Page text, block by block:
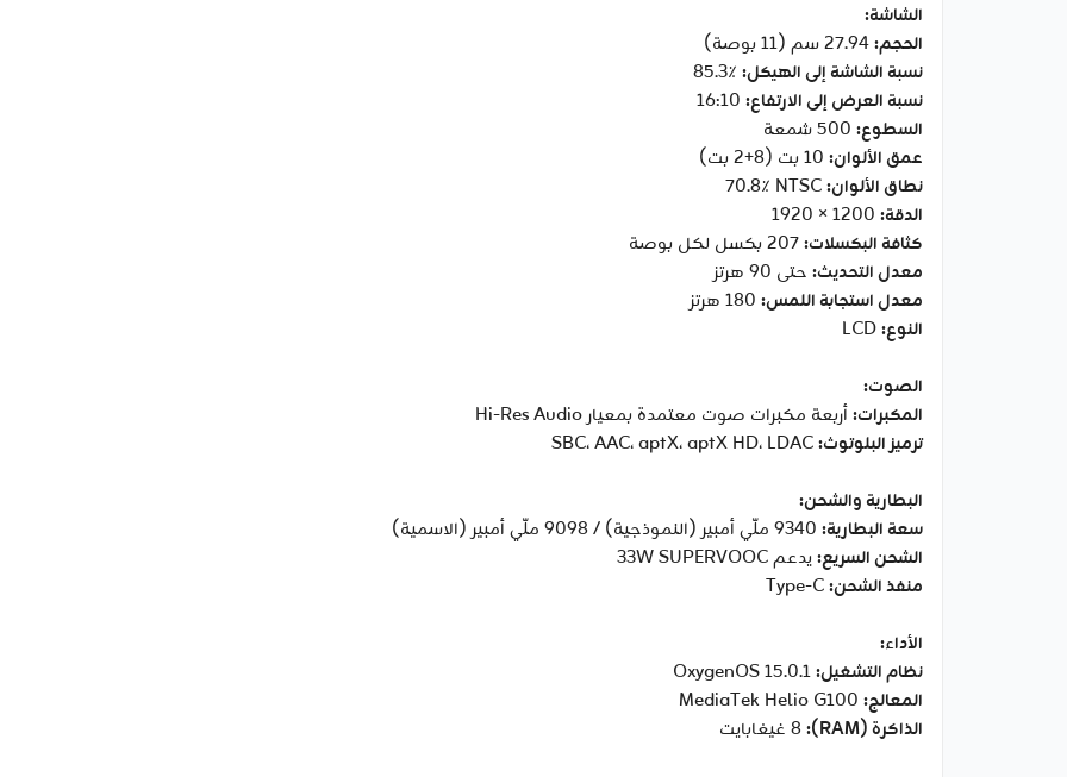
الشاشة:
الحجم:
نسبة الشاشة إلى الهيكل:
نسبة العرض إلى الارتفاع:
السطوع:
عمق الألوان:
نطاق الألوان:
الدقة:
كثافة البكسلات:
معدل التحديث: حتى ‎90 هرتز‎
معدل استجابة اللمس:
النوع:
الصوت:
المكبرات:أربعة مكبرات صوت معتمدة بمعيار Hi-Res Audio
ترميز البلوتوث:
البطارية والشحن:
سعة البطارية:
الشحن السريع:يدعم ‎33W SUPERVOOC‎
منفذ الشحن:
الأداء:
نظام التشغيل:
المعالج:
الذاكرة (RAM):